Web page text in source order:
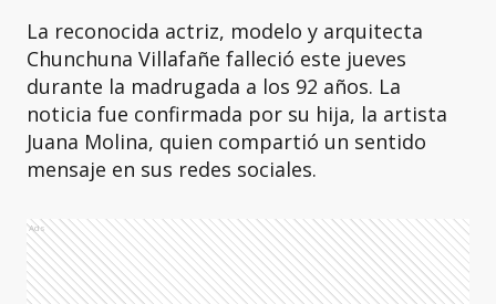
La reconocida actriz, modelo y arquitecta
Chunchuna Villafañe falleció este jueves
durante la madrugada a los 92 años. La
noticia fue confirmada por su hija, la artista
Juana Molina, quien compartió un sentido
mensaje en sus redes sociales.
Ads